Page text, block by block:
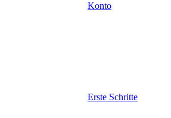
Konto
Erste Schritte